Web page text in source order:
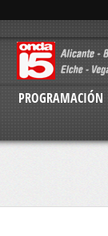
PROGRAMACIÓN